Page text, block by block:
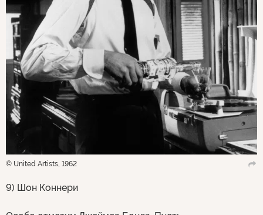
© United Artists, 1962
9) Шон Коннери